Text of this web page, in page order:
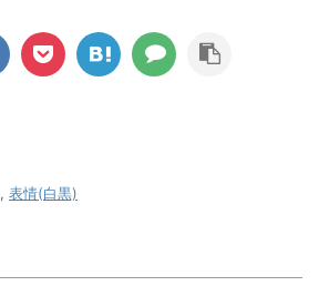
, 表情(白黒)